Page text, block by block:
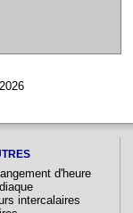
d'heure
intercalaires